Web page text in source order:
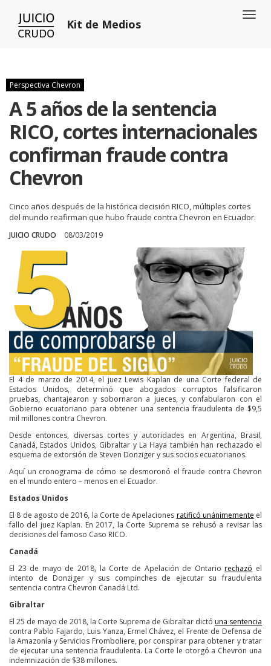
Kit de Medios
Perspectiva Chevron
A 5 años de la sentencia
RICO, cortes internacionales
confirman fraude contra
Chevron
Cinco años después de la histórica decisión RICO, múltiples cortes
del mundo reafirman que hubo fraude contra Chevron en Ecuador.
JUICIO CRUDO 08/03/2019
El 4 de marzo de 2014, el juez Lewis Kaplan de una Corte federal de
Estados Unidos, determinó que abogados corruptos falsificaron
pruebas, chantajearon y sobornaron a jueces, y confabularon con el
Gobierno ecuatoriano para obtener una sentencia fraudulenta de $9,5
mil millones contra Chevron.
Desde entonces, diversas cortes y autoridades en Argentina, Brasil,
Canadá, Estados Unidos, Gibraltar y La Haya también han rechazado el
esquema de extorsión de Steven Donziger y sus socios ecuatorianos.
Aquí un cronograma de cómo se desmoronó el fraude contra Chevron
en el mundo entero – menos en el Ecuador.
Estados Unidos
El 8 de agosto de 2016, la Corte de Apelaciones ratificó unánimemente el
fallo del juez Kaplan. En 2017, la Corte Suprema se rehusó a revisar las
decisiones del famoso Caso RICO.
Canadá
El 23 de mayo de 2018, la Corte de Apelación de Ontariorechazó el
intento de Donziger y sus compinches de ejecutar su fraudulenta
sentencia contra Chevron Canadá Ltd.
Gibraltar
El 25 de mayo de 2018, la Corte Suprema de Gibraltar dictó una sentencia
contra Pablo Fajardo, Luis Yanza, Ermel Chávez, el Frente de Defensa de
la Amazonía y Servicios Fromboliere, por conspirar para obtener y tratar
de ejecutar una sentencia fraudulenta. La Corte le otorgó a Chevron una
indemnización de $38 millones.